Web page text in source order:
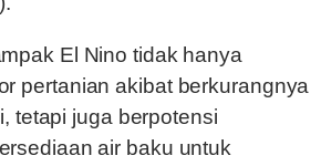
El Nino tidak hanya
pertanian akibat berkurangnya
tetapi juga berpotensi
air baku untuk